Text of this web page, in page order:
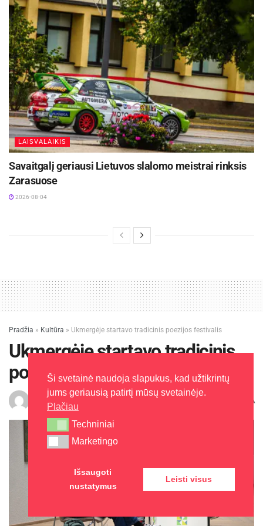
Sąjungos lėšomis.
Šaltinis: Zarasų rajono savivaldybė
LAISVALAIKIS
Savaitgalį geriausi Lietuvos slalomo meistrai rinksis
Zarasuose
2026-08-04
Pradžia » Kultūra » Ukmergėje startavo tradicinis poezijos festivalis
Ukmergėje startavo tradicinis
poezijos festivalis
Zita A. 2026-05-20 Laikas: 1 min skaitymo A
Ši svetainė naudoja slapukus, kad užtikrintų
jums geriausią patirtį mūsų svetainėje.
Plačiau
Techniniai
Techniniai
Marketingo
Marketingo
Išsaugoti
nustatymus
Leisti visus